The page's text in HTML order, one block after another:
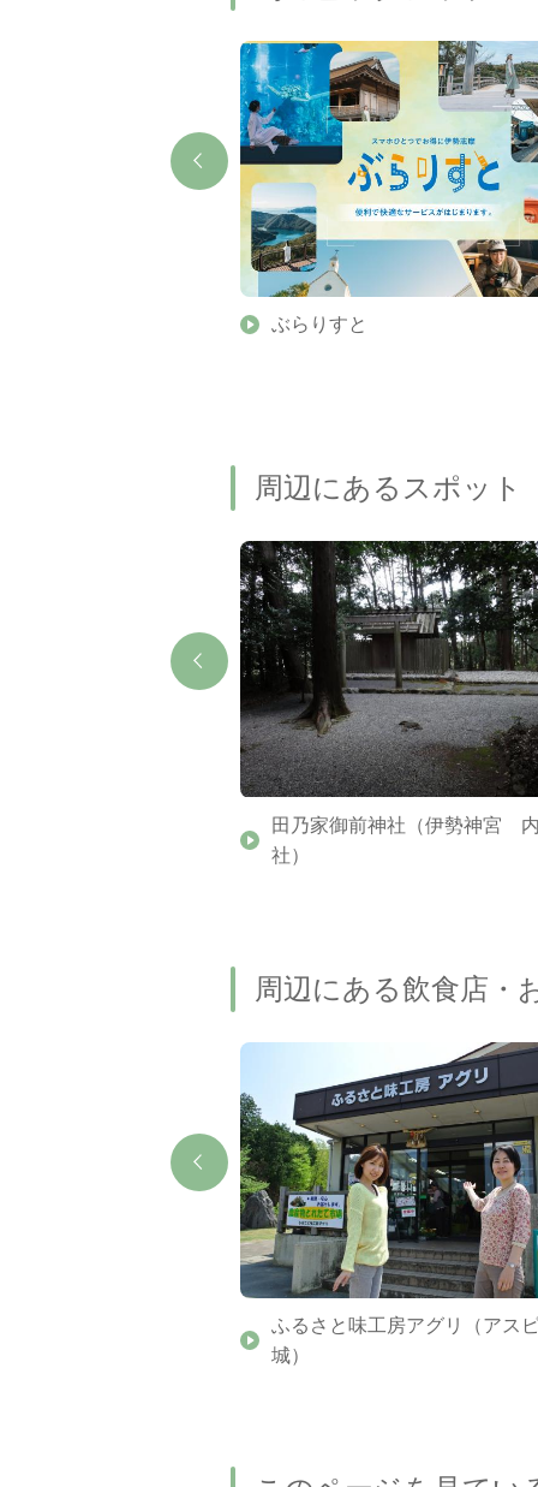
ぶらりすと
周辺にあるスポット
田乃家御前神社（伊勢神宮
社）
周辺にある飲食店・
ふるさと味工房アグリ（アス
城）